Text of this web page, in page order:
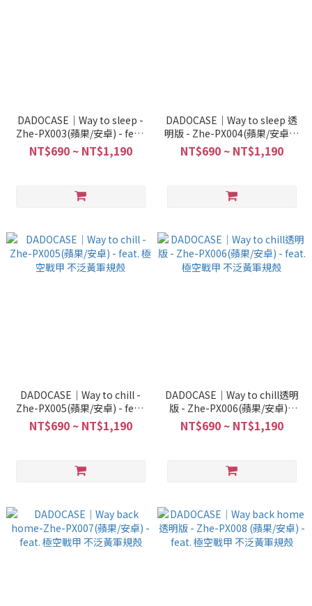
DADOCASE｜Way to sleep -
Zhe-PX003(蘋果/安卓) - feat.
極空戰甲 不泛黃軍規殼
NT$690 ~ NT$1,190
DADOCASE｜Way to sleep 透
明版 - Zhe-PX004(蘋果/安卓) -
feat. 極空戰甲 不泛黃軍規殼
NT$690 ~ NT$1,190
DADOCASE｜Way to chill -
Zhe-PX005(蘋果/安卓) - feat.
極空戰甲 不泛黃軍規殼
NT$690 ~ NT$1,190
DADOCASE｜Way to chill透明
版 - Zhe-PX006(蘋果/安卓) -
feat. 極空戰甲 不泛黃軍規殼
NT$690 ~ NT$1,190